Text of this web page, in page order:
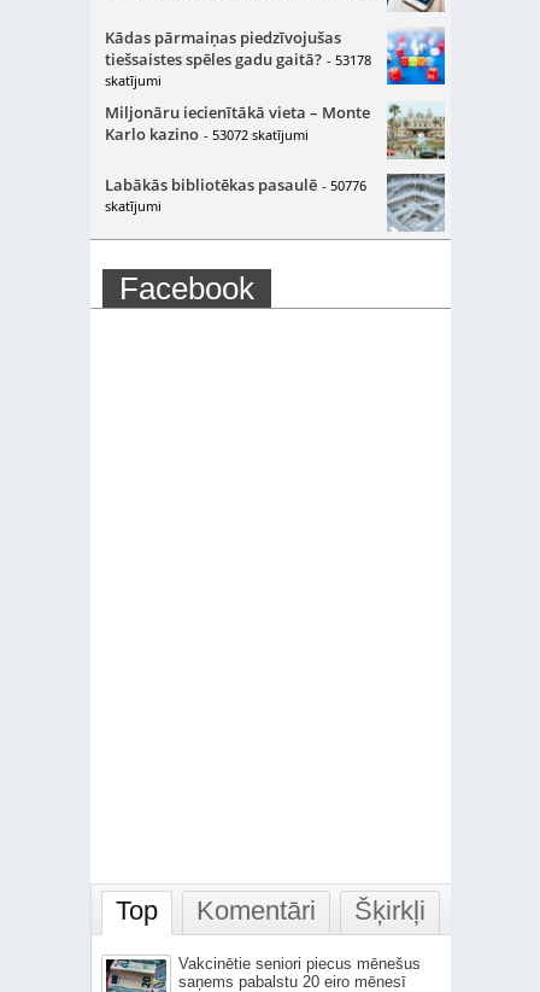
Kādas pārmaiņas piedzīvojušas
tiešsaistes spēles gadu gaitā? - 53178
skatījumi
Miljonāru iecienītākā vieta – Monte
Karlo kazino - 53072 skatījumi
Labākās bibliotēkas pasaulē - 50776
skatījumi
Facebook
Top Komentāri Šķirkļi
Vakcinētie seniori piecus mēnešus
saņems pabalstu 20 eiro mēnesī